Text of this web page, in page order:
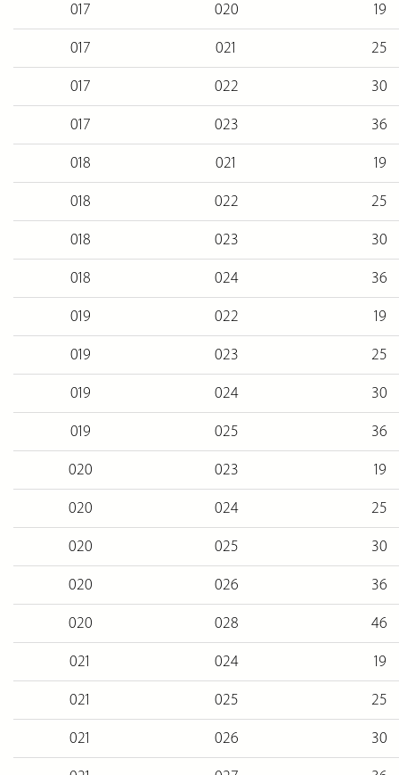
017 020 19
017 021 25
017 022 30
017 023 36
018 021 19
018 022 25
018 023 30
018 024 36
019 022 19
019 023 25
019 024 30
019 025 36
020 023 19
020 024 25
020 025 30
020 026 36
020 028 46
021 024 19
021 025 25
021 026 30